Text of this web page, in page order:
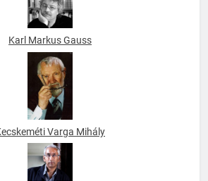
Karl Markus Gauss
Kecskeméti Varga Mihály